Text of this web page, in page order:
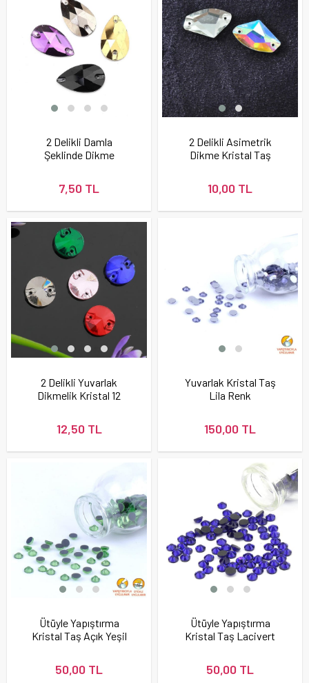
2 Delikli Damla
Şeklinde Dikme
7,50 TL
2 Delikli Asimetrik
Dikme Kristal Taş
10,00 TL
2 Delikli Yuvarlak
Dikmelik Kristal 12
12,50 TL
Yuvarlak Kristal Taş
Lila Renk
150,00 TL
Ütüyle Yapıştırma
Kristal Taş Açık Yeşil
50,00 TL
Ütüyle Yapıştırma
Kristal Taş Lacivert
50,00 TL